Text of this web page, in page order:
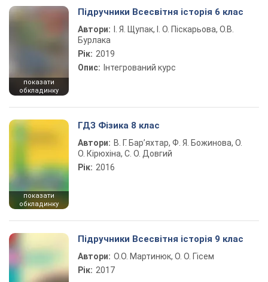
показати
обкладинку
Підручники Всесвітня історія 6 клас
Автори:
І. Я. Щупак, І. О. Піскарьова, О.В.
Бурлака
Рік: 2019
Опис: Інтегрований курс
показати
обкладинку
ГДЗ Фізика 8 клас
Автори: В. Г. Бар’яхтар, Ф. Я. Божинова, О.
О. Кірюхіна, С. О. Довгий
Рік: 2016
Підручники Всесвітня історія 9 клас
Автори: О.О. Мартинюк, О. О. Гісем
Рік: 2017